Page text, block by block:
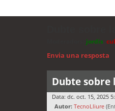
jordis
Envia una resposta
Dubte sobre
Data: dc. oct. 15, 2025
Autor: TecnoLliure